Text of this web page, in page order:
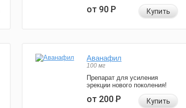
от 90Р Купить
Аванафил
100 мг
Препарат для усиления
эрекции нового поколения!
от 200Р Купить